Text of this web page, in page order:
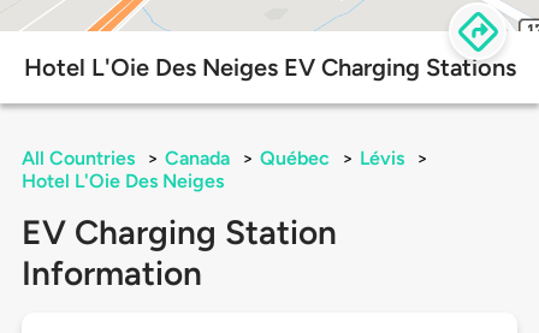
Hotel L'Oie Des Neiges EV Charging Stations
All Countries > Canada > Québec > Lévis
>
Hotel L'Oie Des Neiges
EV Charging Station
Information